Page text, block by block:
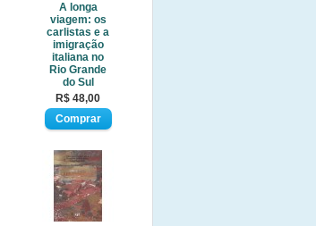
A longa
viagem: os
carlistas e a
imigração
italiana no
Rio Grande
do Sul
R$ 48,00